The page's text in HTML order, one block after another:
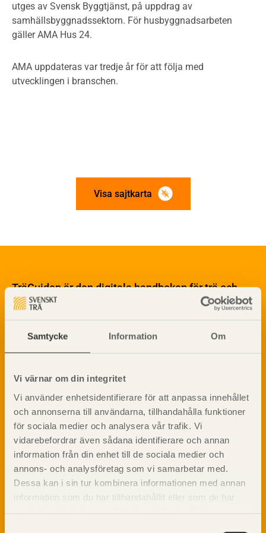
Samtycke Information Om
Vi värnar om din integritet
Vi använder enhetsidentifierare för att anpassa innehållet
och annonserna till användarna, tillhandahålla funktioner
för sociala medier och analysera vår trafik. Vi
vidarebefordrar även sådana identifierare och annan
information från din enhet till de sociala medier och
annons- och analysföretag som vi samarbetar med.
Dessa kan i sin tur kombinera informationen med annan
information som du har tillhandahållit eller som de har
utges av Svensk Byggtjänst, på uppdrag av
samhällsbyggnadssektorn. För husbyggnadsarbeten
gäller AMA Hus 24.
AMA uppdateras var tredje år för att följa med
utvecklingen i branschen.
Visa sajtkarta
Skogsbruk
Barrträdets uppbyggnad
Sågverksprocessen
Träbaserade produkter
Kemisk behandling
Byggfysik
Fukt
Värmeisolering och lufttäthet
Brandsäkerhet
Brandsäkerhet
Byggnadsklasser och verksamhetsklasser
Brandförlopp i byggnader
TräGuiden är den digitala handboken för trä och
träbyggande och innehåller information om
materialet trä samt instruktioner för byggande
Prenumerera på TräGuidens nyhetsbrev!